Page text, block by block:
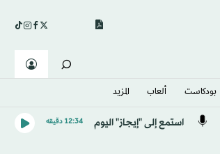
بودكاست ألعاب المزيد
استمع إلى "إيجاز" اليوم 12:34 دقيقه